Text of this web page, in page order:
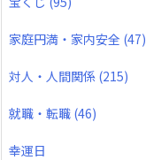
家庭円満・家内安全 (47)
対人・人間関係 (215)
就職・転職 (46)
幸運日